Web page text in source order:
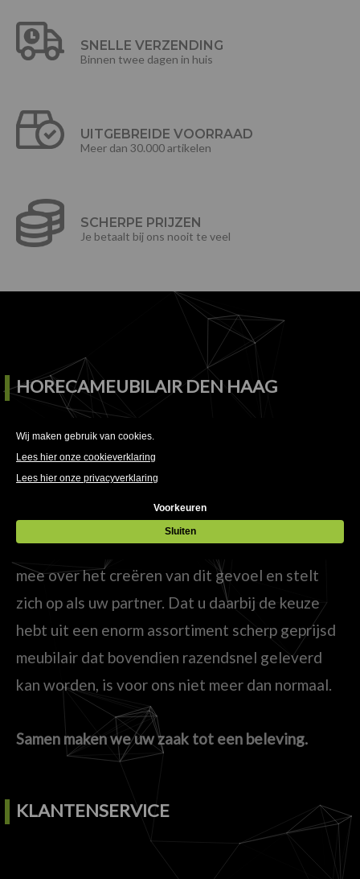
SNELLE VERZENDING
Binnen twee dagen in huis
UITGEBREIDE VOORRAAD
Meer dan 30.000 artikelen
SCHERPE PRIJZEN
Je betaalt bij ons nooit te veel
HORECAMEUBILAIR DEN HAAG
Tegenwoordig draait het in een (horeca)zaak
Welke sfeer straalt uw zaak uit en past deze bij
uw doelgroep? HorecaMeubilair denkt met u
mee over het creëren van dit gevoel en stelt
zich op als uw partner. Dat u daarbij de keuze
hebt uit een enorm assortiment scherp geprijsd
meubilair dat bovendien razendsnel geleverd
kan worden, is voor ons niet meer dan normaal.
Samen maken we uw zaak tot een beleving.
KLANTENSERVICE